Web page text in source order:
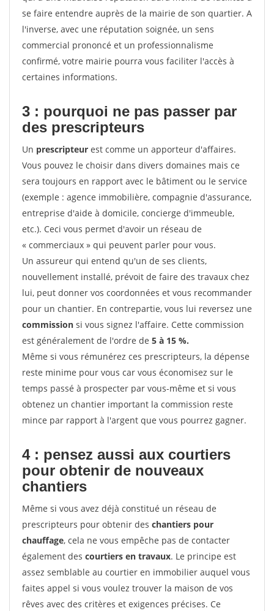
se faire entendre auprès de la mairie de son quartier. A
l'inverse, avec une réputation soignée, un sens
commercial prononcé et un professionnalisme
confirmé, votre mairie pourra vous faciliter l'accès à
certaines informations.
3 : pourquoi ne pas passer par
des prescripteurs
Un prescripteur est comme un apporteur d'affaires.
Vous pouvez le choisir dans divers domaines mais ce
sera toujours en rapport avec le bâtiment ou le service
(exemple : agence immobilière, compagnie d'assurance,
entreprise d'aide à domicile, concierge d'immeuble,
etc.). Ceci vous permet d'avoir un réseau de
« commerciaux » qui peuvent parler pour vous.
Un assureur qui entend qu'un de ses clients,
nouvellement installé, prévoit de faire des travaux chez
lui, peut donner vos coordonnées et vous recommander
pour un chantier. En contrepartie, vous lui reversez une
commission si vous signez l'affaire. Cette commission
est généralement de l'ordre de 5 à 15 %.
Même si vous rémunérez ces prescripteurs, la dépense
reste minime pour vous car vous économisez sur le
temps passé à prospecter par vous-même et si vous
obtenez un chantier important la commission reste
mince par rapport à l'argent que vous pourrez gagner.
4 : pensez aussi aux courtiers
pour obtenir de nouveaux
chantiers
Même si vous avez déjà constitué un réseau de
prescripteurs pour obtenir des chantiers pour
chauffage, cela ne vous empêche pas de contacter
également des courtiers en travaux. Le principe est
assez semblable au courtier en immobilier auquel vous
faites appel si vous voulez trouver la maison de vos
rêves avec des critères et exigences précises. Ce